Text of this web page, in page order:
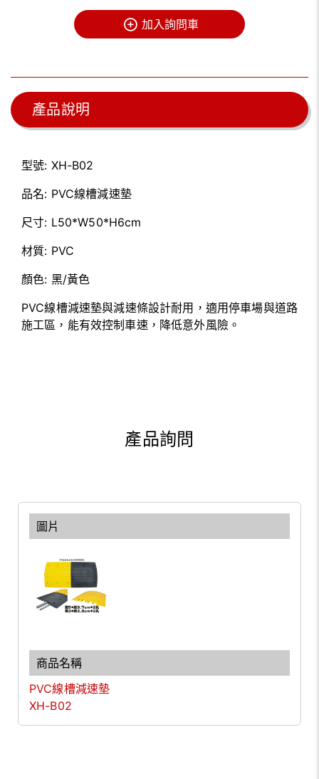
加入詢問車
產品說明
型號: XH-B02
品名: PVC線槽減速墊
尺寸: L50*W50*H6cm
材質: PVC
顏色: 黑/黃色
PVC線槽減速墊與減速條設計耐用，適用停車場與道路
施工區，能有效控制車速，降低意外風險。
產品詢問
PVC線槽減速墊
XH-B02